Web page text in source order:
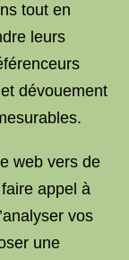
tout en
leurs
dévouement
web vers de
appel à
vos
une